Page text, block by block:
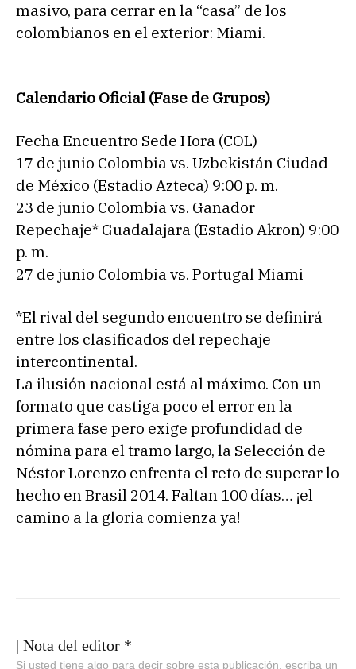
masivo, para cerrar en la “casa” de los
colombianos en el exterior: Miami.
Calendario Oficial (Fase de Grupos)
Fecha Encuentro Sede Hora (COL)
17 de junio Colombia vs. Uzbekistán Ciudad
de México (Estadio Azteca) 9:00 p. m.
23 de junio Colombia vs. Ganador
Repechaje* Guadalajara (Estadio Akron) 9:00
p. m.
27 de junio Colombia vs. Portugal Miami
*El rival del segundo encuentro se definirá
entre los clasificados del repechaje
intercontinental.
La ilusión nacional está al máximo. Con un
formato que castiga poco el error en la
primera fase pero exige profundidad de
nómina para el tramo largo, la Selección de
Néstor Lorenzo enfrenta el reto de superar lo
hecho en Brasil 2014. Faltan 100 días… ¡el
camino a la gloria comienza ya!
| Nota del editor *
Si usted tiene algo para decir sobre esta publicación, escriba un